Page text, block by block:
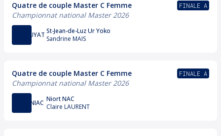
Quatre de couple Master C Femme
Championnat national Master 2026
FINALE A
UYAT St-Jean-de-Luz Ur Yoko
Sandrine MAIS
Quatre de couple Master C Femme
Championnat national Master 2026
FINALE A
NIAC Niort NAC
Claire LAURENT